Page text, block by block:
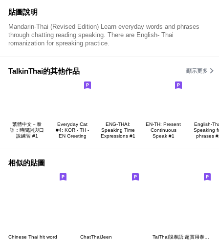
貼圖說明
Mandarin-Thai (Revised Edition) Learn everyday words and phrases
through chatting reading speaking. There are English- Thai
romanization for spreaking practice.
TalkinThai的其他作品 顯示更多
繁體中文－泰
語：時間詞與口
說練習 #1
Everyday Cat
#4: KOR - TH -
EN Greeting
ENG-THAI:
Speaking Time
Expressions #1
EN-TH: Present
Continuous
Speak #1
English-
Speaking
phrases
相似的貼圖
Chinese Thai hit word ChatThaiJeen TaiThai說泰語:超實用泰文生活用語Vol.2